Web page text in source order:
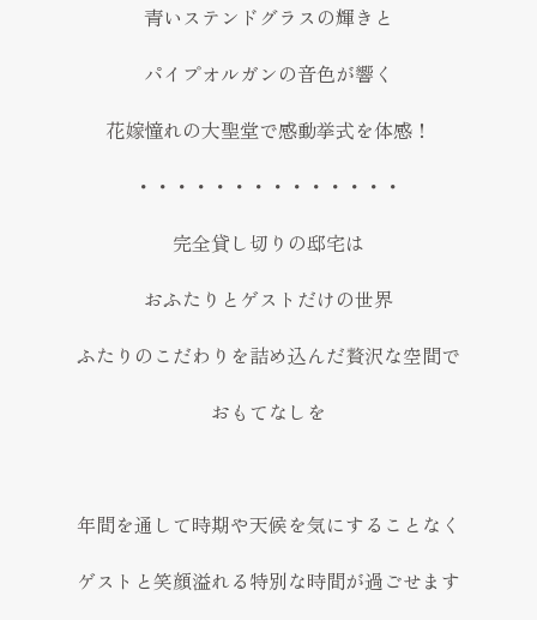
青いステンドグラスの輝きと
パイプオルガンの音色が響く
花嫁憧れの大聖堂で感動挙式を体感！
・・・・・・・・・・・・・・
完全貸し切りの邸宅は
おふたりとゲストだけの世界
ふたりのこだわりを詰め込んだ贅沢な空間で
おもてなしを
年間を通して時期や天候を気にすることなく
ゲストと笑顔溢れる特別な時間が過ごせます